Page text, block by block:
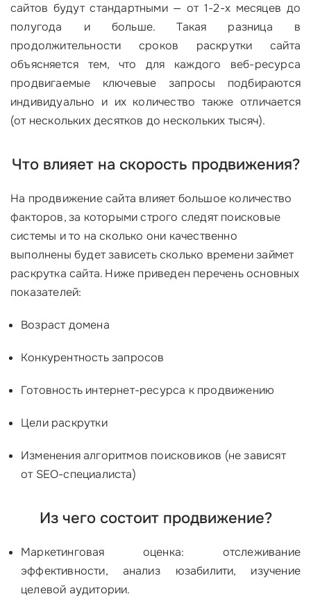
сайтов будут стандартными —от 1-2-х месяцев до
полугода и больше. Такая разница в
продолжительности сроков раскрутки сайта
объясняется тем, что для каждого веб-ресурса
продвигаемые ключевые запросы подбираются
индивидуально и их количество также отличается
(от нескольких десятков до нескольких тысяч).
Что влияет на скорость продвижения?
На продвижение сайта влияет большое количество
факторов, за которыми строго следят поисковые
системы и то на сколько они качественно
выполнены будет зависеть сколько времени займет
раскрутка сайта. Ниже приведен перечень основных
показателей:
Возраст домена
Конкурентность запросов
Готовность интернет-ресурса к продвижению
Цели раскрутки
Изменения алгоритмов поисковиков (не зависят
от SEO-специалиста)
Из чего состоит продвижение?
Маркетинговая оценка: отслеживание
эффективности, анализ юзабилити, изучение
целевой аудитории.